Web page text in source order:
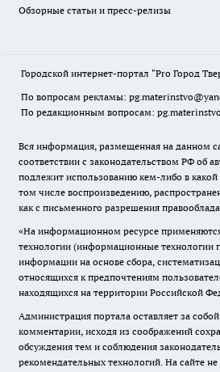
Обзорные статьи и пресс-релизы
Городской интернет-портал "Pro Город
По вопросам рекламы:
По редакционным вопросам:
Вся информация, размещенная на данном
соответствии с законодательством РФ об
подлежит использованию кем-либо в
том числе воспроизведению,
как с письменного разрешения
«На информационном ресурсе
технологии (информационные технологии
информации на основе сбора,
относящихся к предпочтениям
находящихся на территории Российской
Администрация портала оставляет за
комментарии, исходя из соображений
обсуждения тем и соблюдения
рекомендательных технологий. На сайте